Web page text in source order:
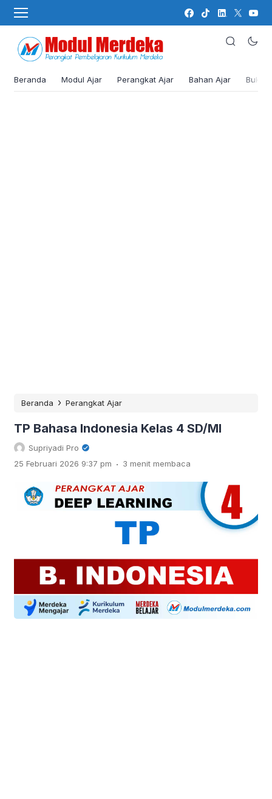
Beranda Modul Ajar Perangkat Ajar Bahan Ajar Buku
Beranda › Perangkat Ajar
TP Bahasa Indonesia Kelas 4 SD/MI
Supriyadi Pro
25 Februari 2026 9:37 pm . 3 menit membaca